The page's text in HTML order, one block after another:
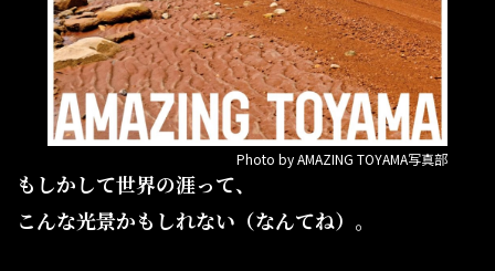
Photo by AMAZING TOYAMA写真部
もしかして世界の涯って、
こんな光景かもしれない（なんてね）。